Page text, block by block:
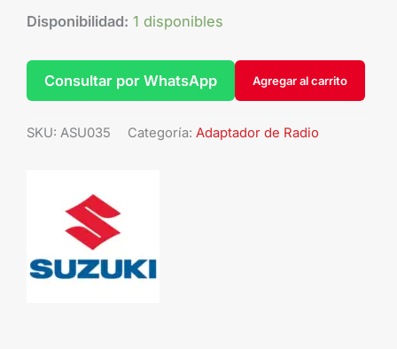
Disponibilidad: 1 disponibles
Agregar al carrito
Consultar por WhatsApp
SKU: ASU035 Categoría: Adaptador de Radio